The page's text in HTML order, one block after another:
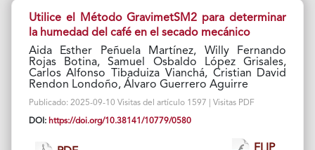
Utilice el Método GravimetSM2 para determinar
la humedad del café en el secado mecánico
Aida Esther Peñuela Martínez, Willy Fernando
Rojas Botina, Samuel Osbaldo López Grisales,
Carlos Alfonso Tibaduiza Vianchá, Cristian David
Rendon Londoño, Álvaro Guerrero Aguirre
Publicado: 2025-09-10 Visitas del artículo 1597 | Visitas PDF
DOI: https://doi.org/10.38141/10779/0580